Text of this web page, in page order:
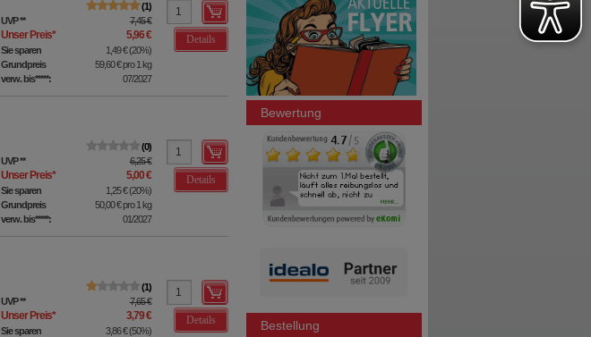
1
UVP** 7,45 €
Unser Preis* 5,96 €
Sie sparen 1,49 €(20%)
Grundpreis
59,60 €pro 1 kg
verw. bis*****:
07/2027
Details
0
UVP** 6,25 €
Unser Preis* 5,00 €
Sie sparen 1,25 €(20%)
Grundpreis
50,00 €pro 1 kg
verw. bis*****:
01/2027
Details
1
UVP** 7,65 €
Unser Preis* 3,79 €
Sie sparen 3,86 €(50%)
Details
Bewertung
Bestellung